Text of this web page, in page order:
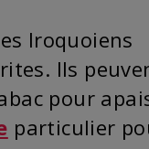
Iroquoiens
Ils
pour
particulier